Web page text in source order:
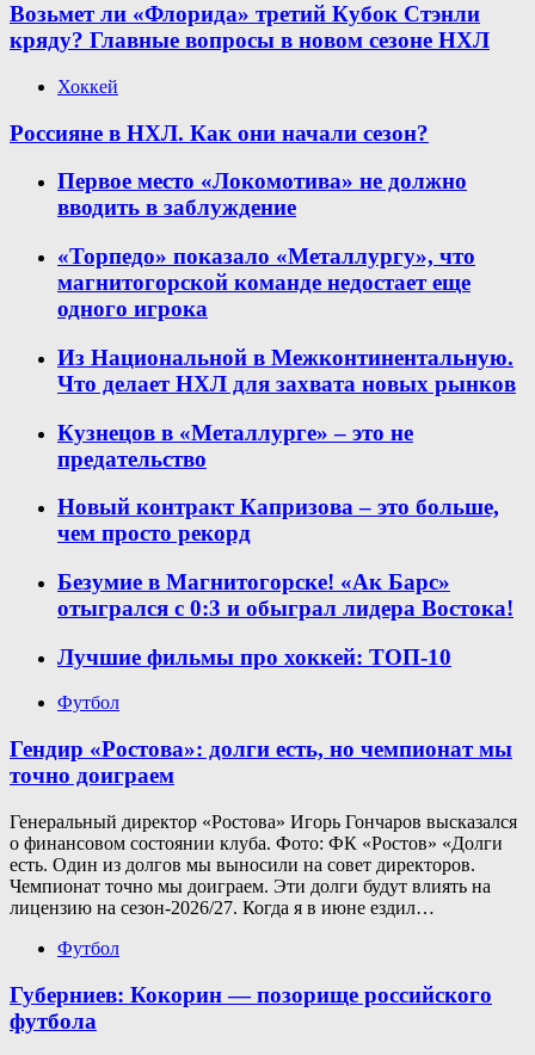
Возьмет ли «Флорида» третий Кубок Стэнли
кряду? Главные вопросы в новом сезоне НХЛ
Хоккей
Россияне в НХЛ. Как они начали сезон?
Первое место «Локомотива» не должно
вводить в заблуждение
«Торпедо» показало «Металлургу», что
магнитогорской команде недостает еще
одного игрока
Из Национальной в Межконтинентальную.
Что делает НХЛ для захвата новых рынков
Кузнецов в «Металлурге» – это не
предательство
Новый контракт Капризова – это больше,
чем просто рекорд
Безумие в Магнитогорске! «Ак Барс»
отыгрался с 0:3 и обыграл лидера Востока!
Лучшие фильмы про хоккей: ТОП-10
Футбол
Гендир «Ростова»: долги есть, но чемпионат мы
точно доиграем
Генеральный директор «Ростова» Игорь Гончаров высказался
о финансовом состоянии клуба. Фото: ФК «Ростов» «Долги
есть. Один из долгов мы выносили на совет директоров.
Чемпионат точно мы доиграем. Эти долги будут влиять на
лицензию на сезон-2026/27. Когда я в июне ездил…
Футбол
Губерниев: Кокорин — позорище российского
футбола